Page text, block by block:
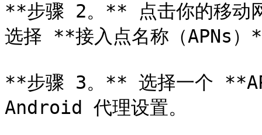
**步骤 2。** 点击你的移动
选择 **接入点名称（APNs
**步骤 3。** 选择一个
Android 代理设置。